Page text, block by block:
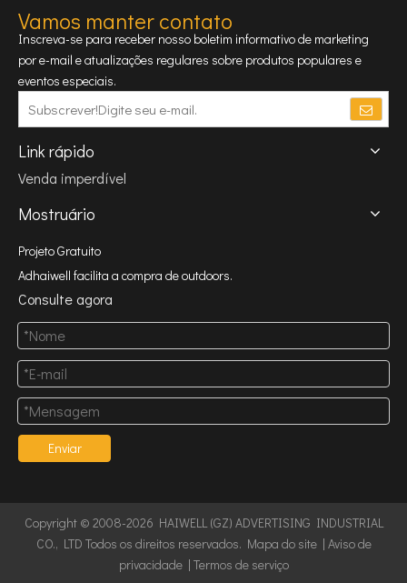
Vamos manter contato
Inscreva-se para receber nosso boletim informativo de marketing
por e-mail e atualizações regulares sobre produtos populares e
eventos especiais.
Link rápido
Venda imperdível
Mostruário
Projeto Gratuito
Adhaiwell facilita a compra de outdoors.
Consulte agora
Enviar
Copyright © 2008-2026 HAIWELL (GZ) ADVERTISING INDUSTRIAL
CO., LTD Todos os direitos reservados. Mapa do site| Aviso de
privacidade| Termos de serviço